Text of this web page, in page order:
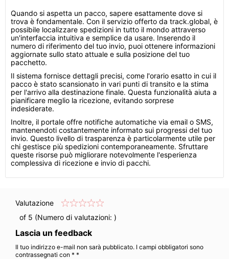
Quando si aspetta un pacco, sapere esattamente dove si
trova è fondamentale. Con il servizio offerto da track.global, è
possibile localizzare spedizioni in tutto il mondo attraverso
un'interfaccia intuitiva e semplice da usare. Inserendo il
numero di riferimento del tuo invio, puoi ottenere informazioni
aggiornate sullo stato attuale e sulla posizione del tuo
pacchetto.
Il sistema fornisce dettagli precisi, come l'orario esatto in cui il
pacco è stato scansionato in vari punti di transito e la stima
per l'arrivo alla destinazione finale. Questa funzionalità aiuta a
pianificare meglio la ricezione, evitando sorprese
indesiderate.
Inoltre, il portale offre notifiche automatiche via email o SMS,
mantenendoti costantemente informato sui progressi del tuo
invio. Questo livello di trasparenza è particolarmente utile per
chi gestisce più spedizioni contemporaneamente. Sfruttare
queste risorse può migliorare notevolmente l'esperienza
complessiva di ricezione e invio di pacchi.
Valutazione
of 5 (Numero di valutazioni: )
Lascia un feedback
Il tuo indirizzo e-mail non sarà pubblicato. I campi obbligatori sono
contrassegnati con * *